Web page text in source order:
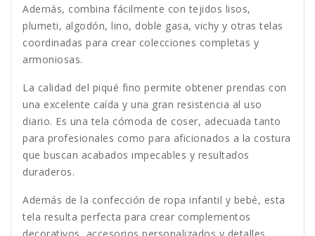
Además, combina fácilmente con tejidos lisos,
plumeti, algodón, lino, doble gasa, vichy y otras telas
coordinadas para crear colecciones completas y
armoniosas.
La calidad del piqué fino permite obtener prendas con
una excelente caída y una gran resistencia al uso
diario. Es una tela cómoda de coser, adecuada tanto
para profesionales como para aficionados a la costura
que buscan acabados impecables y resultados
duraderos.
Además de la confección de ropa infantil y bebé, esta
tela resulta perfecta para crear complementos